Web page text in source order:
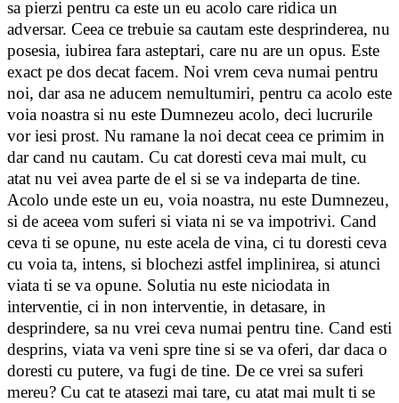
sa pierzi pentru ca este un eu acolo care ridica un
adversar. Ceea ce trebuie sa cautam este desprinderea, nu
posesia, iubirea fara asteptari, care nu are un opus. Este
exact pe dos decat facem. Noi vrem ceva numai pentru
noi, dar asa ne aducem nemultumiri, pentru ca acolo este
voia noastra si nu este Dumnezeu acolo, deci lucrurile
vor iesi prost. Nu ramane la noi decat ceea ce primim in
dar cand nu cautam. Cu cat doresti ceva mai mult, cu
atat nu vei avea parte de el si se va indeparta de tine.
Acolo unde este un eu, voia noastra, nu este Dumnezeu,
si de aceea vom suferi si viata ni se va impotrivi. Cand
ceva ti se opune, nu este acela de vina, ci tu doresti ceva
cu voia ta, intens, si blochezi astfel implinirea, si atunci
viata ti se va opune. Solutia nu este niciodata in
interventie, ci in non interventie, in detasare, in
desprindere, sa nu vrei ceva numai pentru tine. Cand esti
desprins, viata va veni spre tine si se va oferi, dar daca o
doresti cu putere, va fugi de tine. De ce vrei sa suferi
mereu? Cu cat te atasezi mai tare, cu atat mai mult ti se